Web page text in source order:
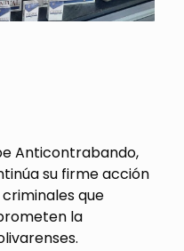
Anticontrabando,
su firme acción
que
la